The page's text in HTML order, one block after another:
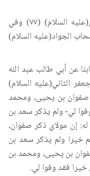
وعده في رجاله من أصحاب الصادق(عليه السلام) (٧٧) وفي
السلام) (٤) وفي أصحاب الجواد(عليه السلام)
أصحابنا عن أبي طالب عبد الله
الثاني(عليه السلام)
بن يحيى، ومحمد
لي- ولم يذكر سعد بن
إن مولاي ذكر صفوان،
خيرا ولم يذكر سعد بن
بن يحيى، ومحمد بن
فقد وفوا لي.